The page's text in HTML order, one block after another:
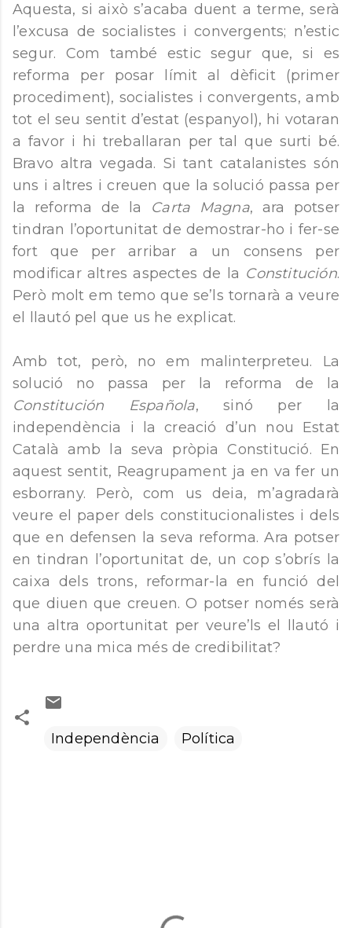
Aquesta, si això s’acaba duent a terme, serà
l’excusa de socialistes i convergents; n’estic
segur. Com també estic segur que, si es
reforma per posar límit al dèficit (primer
procediment), socialistes i convergents, amb
tot el seu sentit d’estat (espanyol), hi votaran
a favor i hi treballaran per tal que surti bé.
Bravo altra vegada. Si tant catalanistes són
uns i altres i creuen que la solució passa per
la reforma de la Carta Magna, ara potser
tindran l’oportunitat de demostrar-ho i fer-se
fort que per arribar a un consens per
modificar altres aspectes de la Constitución.
Però molt em temo que se’ls tornarà a veure
el llautó pel que us he explicat.
Amb tot, però, no em malinterpreteu. La
solució no passa per la reforma de la
Constitución Española, sinó per la
independència i la creació d’un nou Estat
Català amb la seva pròpia Constitució. En
aquest sentit, Reagrupament ja en va fer un
esborrany. Però, com us deia, m’agradarà
veure el paper dels constitucionalistes i dels
que en defensen la seva reforma. Ara potser
en tindran l’oportunitat de, un cop s’obrís la
caixa dels trons, reformar-la en funció del
que diuen que creuen. O potser només serà
una altra oportunitat per veure’ls el llautó i
perdre una mica més de credibilitat?
Independència Política